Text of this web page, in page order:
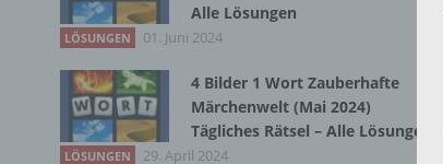
Alle Lösungen
LÖSUNGEN 01. Juni 2024
4 Bilder 1 Wort Zauberhafte
Märchenwelt (Mai 2024)
Tägliches Rätsel – Alle Lösungen
LÖSUNGEN 29. April 2024